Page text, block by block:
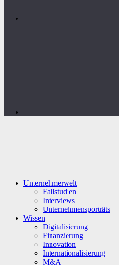
Unternehmerwelt
Fallstudien
Interviews
Unternehmensporträts
Wissen
Digitalisierung
Finanzierung
Innovation
Internationalisierung
M&A